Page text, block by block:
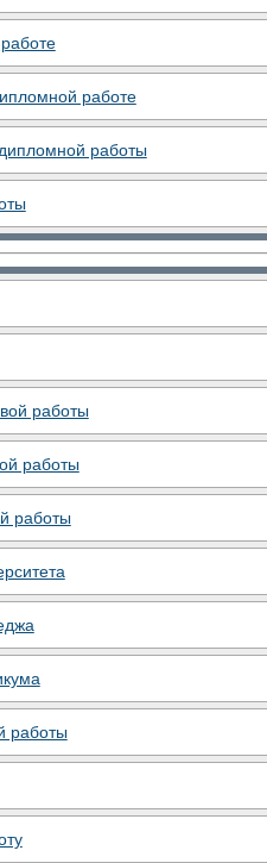
работе
работы
работы
работы
работы
работы